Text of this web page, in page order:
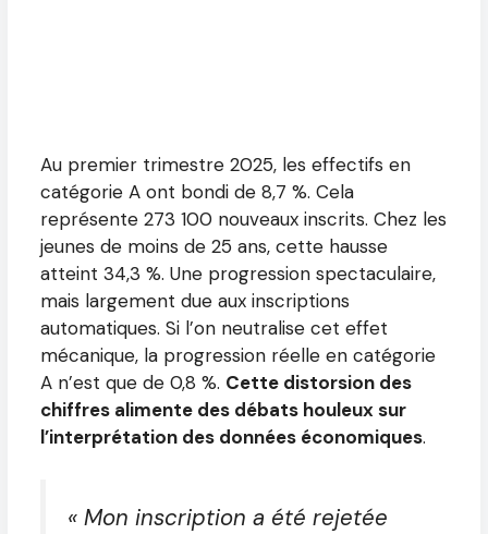
Au premier trimestre 2025, les effectifs en
catégorie A ont bondi de 8,7 %. Cela
représente 273 100 nouveaux inscrits. Chez les
jeunes de moins de 25 ans, cette hausse
atteint 34,3 %. Une progression spectaculaire,
mais largement due aux inscriptions
automatiques. Si l’on neutralise cet effet
mécanique, la progression réelle en catégorie
A n’est que de 0,8 %. Cette distorsion des
chiffres alimente des débats houleux sur
l’interprétation des données économiques.
« Mon inscription a été rejetée